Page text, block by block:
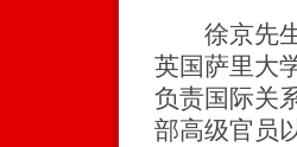
徐京先生
英国萨里大
负责国际关
部高级官员